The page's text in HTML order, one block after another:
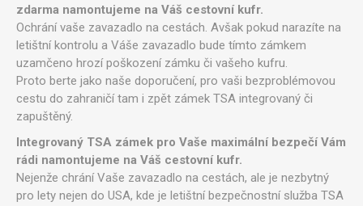
zdarma namontujeme na Váš cestovní kufr.
Ochrání vaše zavazadlo na cestách. Avšak pokud narazíte na
letištní kontrolu a Váše zavazadlo bude tímto zámkem
uzamčeno hrozí poškození zámku či vašeho kufru.
Proto berte jako naše doporučení, pro vaši bezproblémovou
cestu do zahraničí tam i zpět zámek TSA integrovaný či
zapuštěný.
Integrovaný TSA zámek pro Vaše maximální bezpečí Vám
rádi namontujeme na Váš cestovní kufr.
Nejenže chrání Vaše zavazadlo na cestách, ale je nezbytný
pro lety nejen do USA, kde je letištní bezpečnostní služba TSA